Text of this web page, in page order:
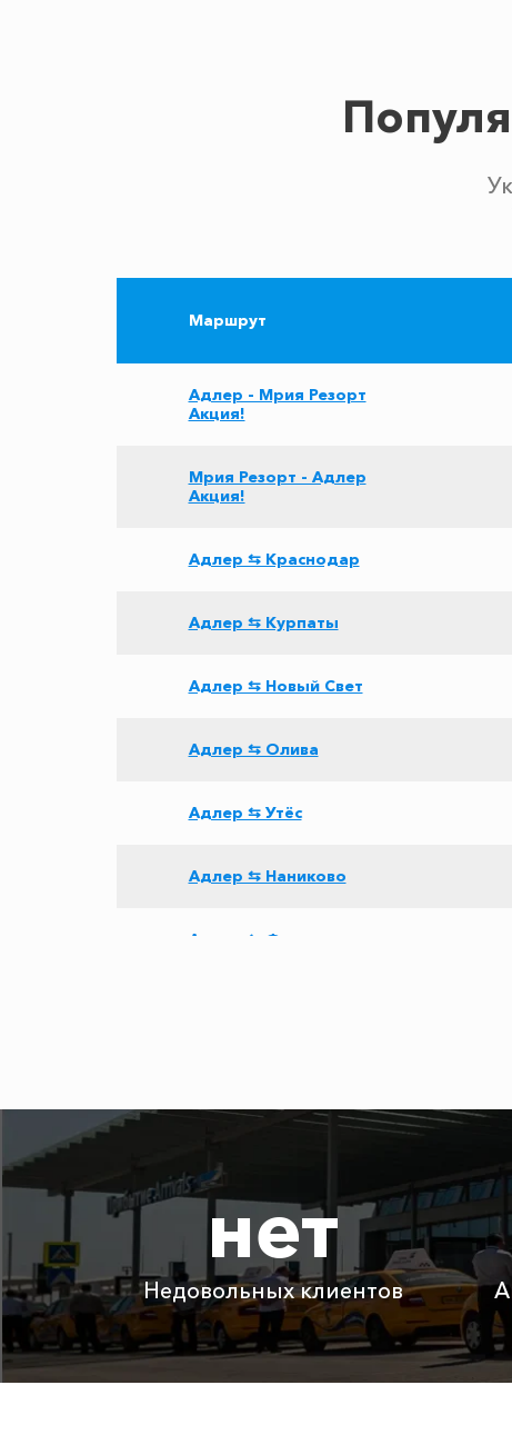
Маршрут
Адлер - Мрия Резорт
Акция!
Мрия Резорт - Адлер
Акция!
Адлер ⇆ Краснодар
Адлер ⇆ Курпаты
Адлер ⇆ Новый Свет
Адлер ⇆ Олива
Адлер ⇆ Утёс
Адлер ⇆ Наниково
Адлер ⇆ Фороская церковь
Адлер ⇆ Большой Утриш
Адлер ⇆ Саратов
Адлер ⇆ Дагомыс
Детское автокресло
Ожидание машины
нет
Недовольных клиентов